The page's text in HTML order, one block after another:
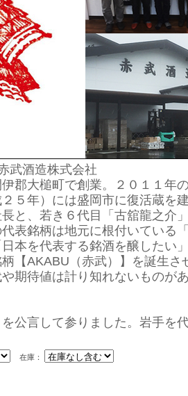
武酒造株式会社
郡大槌町で創業。２０１１年
５年）には盛岡市に復活蔵を
と、若き６代目「古舘龍之介
表銘柄は地元に根付いている
本を代表する銘酒を醸したい
【AKABU（赤武）】を誕生
期待値は計り知れないものが
公言して参りました。岩手を
在庫：